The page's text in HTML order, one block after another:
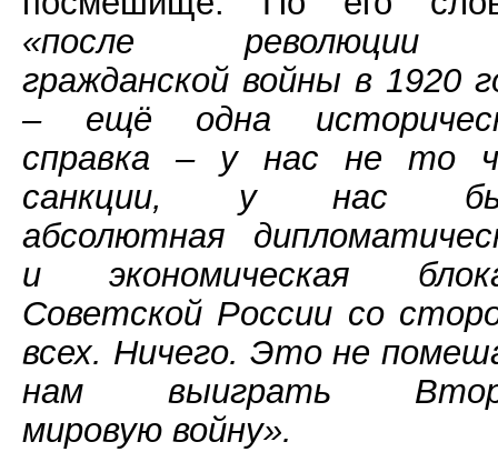
«после
гражданской войны в 1920
– ещё одна
справка – у нас не то
санкции, у нас
абсолютная
и экономическая
Советской России со
всех. Ничего. Это не
нам выиграть
мировую войну».